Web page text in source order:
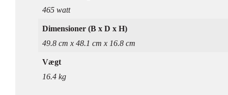
465 watt
Dimensioner (B x D x H)
49.8 cm x 48.1 cm x 16.8 cm
Vægt
16.4 kg